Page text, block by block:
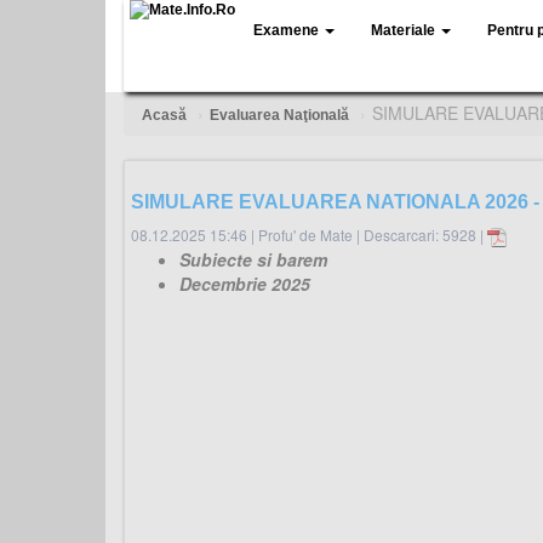
Examene Materiale Pentru
Acasă Evaluarea Naţională SIMULARE
SIMULARE EVALUAREA NATIONALA 2026
08.12.2025 15:46 | Profu' de Mate | Descarcari: 5928 |
Subiecte si barem
Decembrie 2025